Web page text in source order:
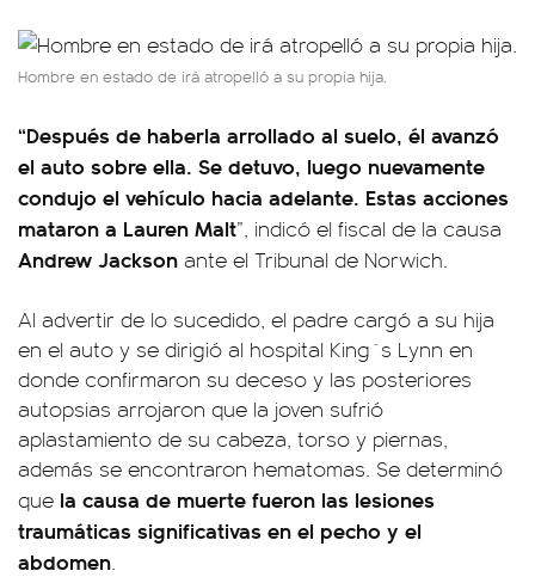
Hombre en estado de irá atropelló a su propia hija.
“Después de haberla arrollado al suelo, él avanzó
el auto sobre ella. Se detuvo, luego nuevamente
condujo el vehículo hacia adelante. Estas acciones
mataron a Lauren Malt”, indicó el fiscal de la causa
Andrew Jackson ante el Tribunal de Norwich.
Al advertir de lo sucedido, el padre cargó a su hija
en el auto y se dirigió al hospital King´s Lynn en
donde confirmaron su deceso y las posteriores
autopsias arrojaron que la joven sufrió
aplastamiento de su cabeza, torso y piernas,
además se encontraron hematomas. Se determinó
que la causa de muerte fueron las lesiones
traumáticas significativas en el pecho y el
abdomen.